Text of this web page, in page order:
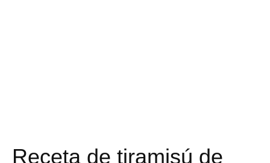
Receta de tiramisú de